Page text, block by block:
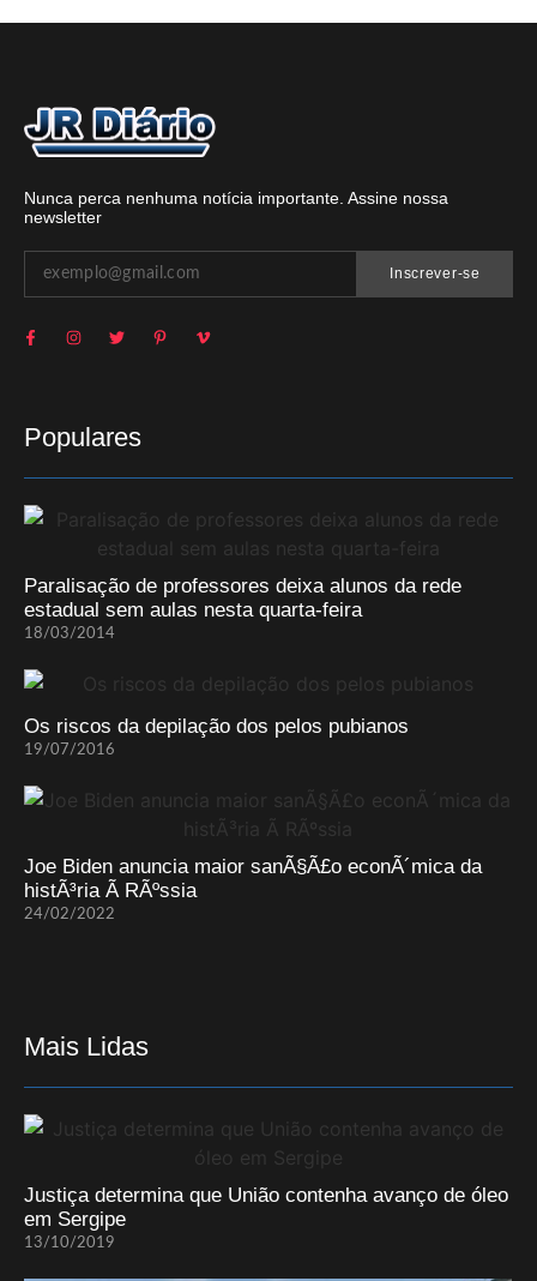
Nunca perca nenhuma notícia importante. Assine nossa
newsletter
Inscrever-se
Populares
Paralisação de professores deixa alunos da rede
estadual sem aulas nesta quarta-feira
18/03/2014
Os riscos da depilação dos pelos pubianos
19/07/2016
Joe Biden anuncia maior sanÃ§Ã£o econÃ´mica da
histÃ³ria Ã RÃºssia
24/02/2022
Mais Lidas
Justiça determina que União contenha avanço de óleo
em Sergipe
13/10/2019